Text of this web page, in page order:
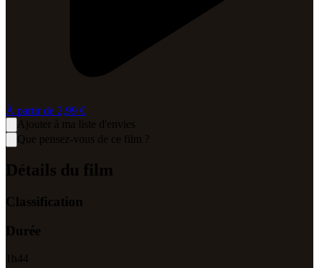
À partir de 2,99 €
Ajouter à ma liste d'envies
Que pensez-vous de ce film ?
Détails du film
Classification
Durée
1 h44